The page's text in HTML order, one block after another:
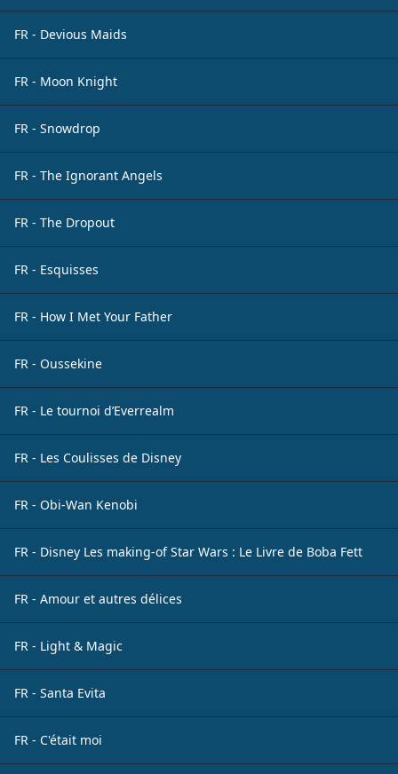
FR - Devious Maids
FR - Moon Knight
FR - Snowdrop
FR - The Ignorant Angels
FR - The Dropout
FR - Esquisses
FR - How I Met Your Father
FR - Oussekine
FR - Le tournoi d’Everrealm
FR - Les Coulisses de Disney
FR - Obi-Wan Kenobi
FR - Disney Les making-of Star Wars : Le Livre de Boba Fett
FR - Amour et autres délices
FR - Light & Magic
FR - Santa Evita
FR - C'était moi